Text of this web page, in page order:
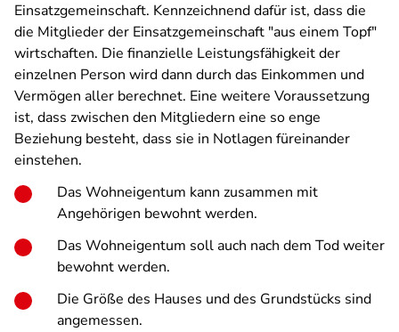
Einsatzgemeinschaft. Kennzeichnend dafür ist, dass die
die Mitglieder der Einsatzgemeinschaft "aus einem Topf"
wirtschaften. Die finanzielle Leistungsfähigkeit der
einzelnen Person wird dann durch das Einkommen und
Vermögen aller berechnet. Eine weitere Voraussetzung
ist, dass zwischen den Mitgliedern eine so enge
Beziehung besteht, dass sie in Notlagen füreinander
einstehen.
Das Wohneigentum kann zusammen mit
Angehörigen bewohnt werden.
Das Wohneigentum soll auch nach dem Tod weiter
bewohnt werden.
Die Größe des Hauses und des Grundstücks sind
angemessen.